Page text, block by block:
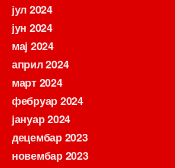
јул 2024
јун 2024
мај 2024
април 2024
март 2024
фебруар 2024
јануар 2024
децембар 2023
новембар 2023